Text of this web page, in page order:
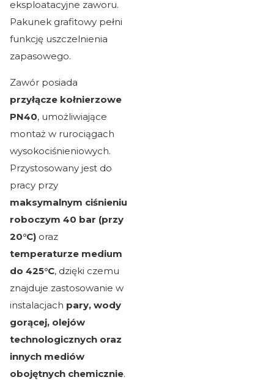
eksploatacyjne zaworu.
Pakunek grafitowy pełni
funkcję uszczelnienia
zapasowego.
Zawór posiada
przyłącze kołnierzowe
PN40, umożliwiające
montaż w rurociągach
wysokociśnieniowych.
Przystosowany jest do
pracy przy
maksymalnym ciśnieniu
roboczym 40 bar (przy
20°C) oraz
temperaturze medium
do 425°C, dzięki czemu
znajduje zastosowanie w
instalacjach pary, wody
gorącej, olejów
technologicznych oraz
innych mediów
obojętnych chemicznie.